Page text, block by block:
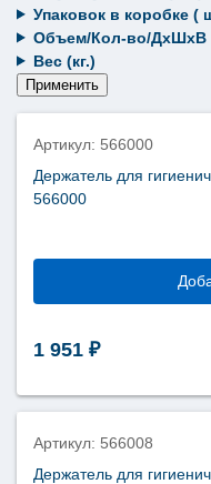
Упаковок в коробке (
Объем/Кол-во/ДхШхВ
Вес (кг.)
Применить
Артикул: 566000
Держатель для
566000
1 951 ₽
Артикул: 566008
Держатель для